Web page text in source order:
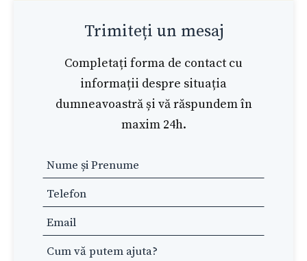
Trimiteți un mesaj
Completați forma de contact cu
informații despre situația
dumneavoastră și vă răspundem în
maxim 24h.
Leave
this
field
blank